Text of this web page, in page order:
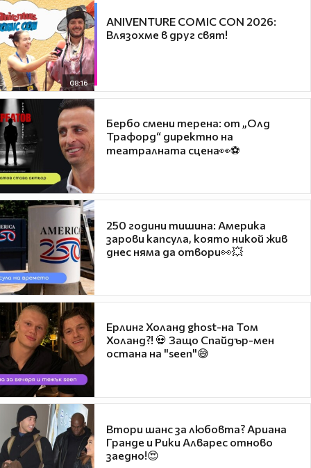
08:16
ANIVENTURE COMIC CON 2026:
Влязохме в друг свят!
Бербо смени терена: от „Олд
Трафорд“ директно на
театралната сцена👀⚽
250 години тишина: Америка
зарови капсула, която никой жив
днес няма да отвори👀💥
Ерлинг Холанд ghost-на Том
Холанд?! 💀 Защо Спайдър-мен
остана на "seen"😅
Втори шанс за любовта? Ариана
Гранде и Рики Алварес отново
заедно!😍